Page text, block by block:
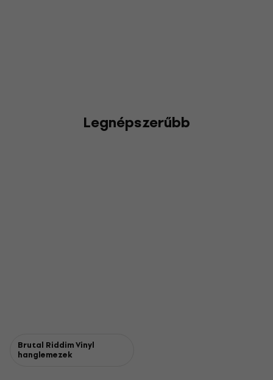
Legnépszerűbb
Brutal Riddim Vinyl
hanglemezek